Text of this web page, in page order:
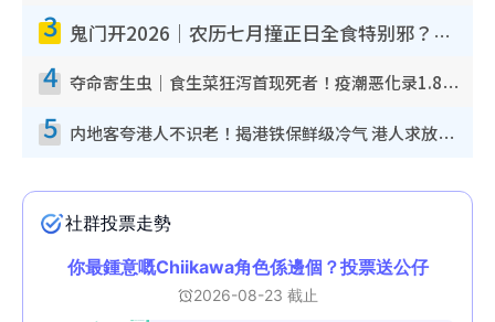
3 鬼门开2026｜农历七月撞正日全食特别邪？专家警告切忌做一事！揭4大禁忌+2招保平安
4 夺命寄生虫｜食生菜狂泻首现死者！疫潮恶化录1.8万宗病例 揭洗菜3大谬误
5 内地客夸港人不识老！揭港铁保鲜级冷气 港人求放过：别投诉